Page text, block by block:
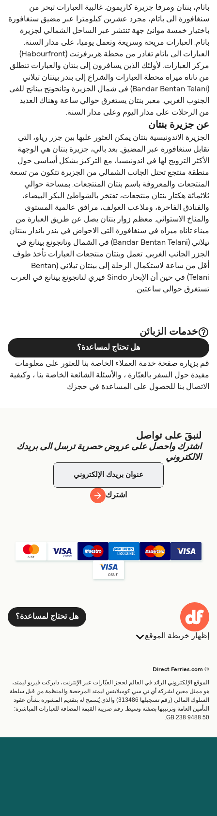
باتام، بنتان ومرفا جزيرة كاريمون. غالبية العبارات تبحر من
سنغافورة الى باتام، مجرد عشرين كيلومترا عبر مضيق سنغافورة
باختيار خمسة موانئ جهة تنتشر عبر الساحل الشمالي لجزيرة
باتام. العبارات مريحة وسريعة وتعمل يوميا، على مدار السنة.
العبارات الى باتام تغادر من محطة هربرفرنت (Habourfront)
مركز العبارات. لأولئك الذين يسافرون إلى بنتان والعبارات تنطلق
من تاناه ميراه محطة العبارات والشراع إلى بندر بينتان تيلاني
(Bandar Bentan Telani) في شمال الجزيرة وتانجونج بينانج للفي
الجنوب الغربي. معبر بنتان يستغرق حوالي ساعة وهناك العديد
من الرحلات على مدار اليوم وعلى مدار السنة.
عن جزيرة بنتان
الجزيرة الاندونيسية بنتان يمكن العثور عليها بين جزر رياو، التي
تقابل سنغافورة عبر المضيق. بعد بالي، جزيرة بنتان هي الوجهة
الأكثر الترويج لها في اندونيسيا، مع التركيز بشكل أساسي حول
منطقة منتجع تحتل الجانب الشمالي من الجزيرة تتكون من تسعة
المنتجعات والمعروفة باسم بنتان المنتجعات. بمساحة حوالي
ثلاثمائة هكتار بنتان منتجعات، تفتخر بالشواطئ البكر البيضاء،
والفنادق الفاخرة، وملاعب الغولف، مرافق عالمية المستوى
والمناخ الاستوائي. معظم زوار بنتان يصل عن طريق العبارة من
ميناء تاناه ميراه في سنغافورة التي الاحواض في بندر باندار بينتان
تيلاني (Bandar Bentan Telani) في الشمال وتانجونغ بينانغ في
الجزر الجانب الغربي. تعمل وبنتان منتجعات العبارات تأخذ طوف
أقل من ساعة لاستكمال الرحلة إلى بينتان تيلاني (Bentan
Telani) في حين أن الإبحار Sindo فيري لتانجونغ بينانغ في الغرب
تستغرق حوالي ساعتين.
خدمات الزبائن
قم بزيارة صفحة خدمة العملاء الخاصة بنا للعثور على معلومات
مفيدة حول السفر بالعبّارة ، والأسئلة الشائعة الخاصة بنا ، وكيفية
الاتصال بنا للحصول على المساعدة في حجزك
هل تحتاج لمساعدة؟
لنبقَ على تواصل
اشترك واحصل على عروض حصرية ترسل الى بريدك
الالكتروني
اشترك
هل تحتاج لمساعدة؟
إظهار خريطة الموقع
البلدان
خدمات الزبائن
الباحث عن الرحلات والموانئ
تذاكر العبّارة
العبارات
شحن
عبارة صغيرة
القطار والعبارة
الموقع الإلكتروني الرائد في العالم لحجز العبّارات عبر الإنترنت، دايركت فيريو ليمتد،
هو ممثل معين لشركة أي تي سي كومبلاينس ليمتد المرخصة والمنظمة من قبل سلطة
السلوك المالي (رقم تسجيلها 313486) والذي يُسمح له بتقديم المشورة بشأن عقود
التأمين العامة وترتيبها بصفته وسيط. رقم ضريبة القيمة المضافة للعبارات المباشرة:
GB 238 9488 50.